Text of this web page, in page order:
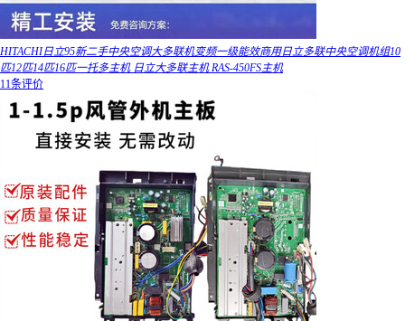
HITACHI日立95新二手中央空调大多联机变频一级能效商用日立多联中央空调机组10
匹12匹14匹16匹一托多主机 日立大多联主机 RAS-450FS主机
11条评价